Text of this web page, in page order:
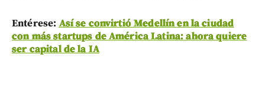
Entérese: Así se convirtió Medellín en la ciudad
con más startups de América Latina: ahora quiere
ser capital de la IA